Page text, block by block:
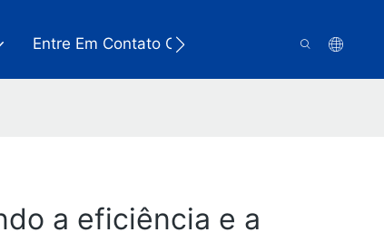
Entre Em Contato Conosco
a eficiência e a